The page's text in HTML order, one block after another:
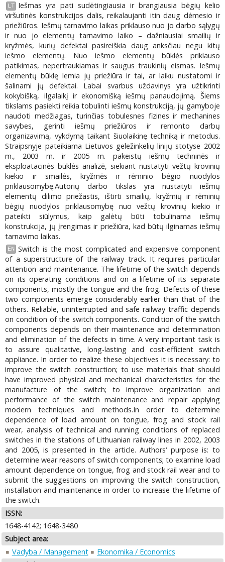
LT
Iešmas yra pati sudėtingiausia ir brangiausia bėgių kelio
viršutinės konstrukcijos dalis, reikalaujanti itin daug dėmesio ir
priežiūros. Iešmų tarnavimo laikas priklauso nuo jo darbo sąlygų
ir nuo jo elementų tarnavimo laiko – dažniausiai smailių ir
kryžmės, kurių defektai pasireiškia daug anksčiau negu kitų
iešmo elementų. Nuo iešmo elementų būklės priklauso
patikimas, nepertraukiamas ir saugus traukinių eismas. Iešmų
elementų būklę lemia jų priežiūra ir tai, ar laiku nustatomi ir
šalinami jų defektai. Labai svarbus uždavinys yra užtikrinti
kokybišką, ilgalaikį ir ekonomišką iešmų panaudojimą. Šiems
tikslams pasiekti reikia tobulinti iešmų konstrukciją, jų gamyboje
naudoti medžiagas, turinčias tobulesnes fizines ir mechanines
savybes, gerinti iešmų priežiūros ir remonto darbų
organizavimą, vykdymą taikant šiuolaikinę techniką ir metodus.
Straipsnyje pateikiama Lietuvos geležinkelių linijų stotyse 2002
m., 2003 m. ir 2005 m. pakeistų iešmų techninės ir
eksploatacinės būklės analizė, siekiant nustatyti vežtų krovinių
kiekio ir smailės, kryžmės ir rėminio bėgio nuodylos
priklausomybę.Autorių darbo tikslas yra nustatyti iešmų
elementų dilimo priežastis, ištirti smailių, kryžmių ir rėminių
bėgių nuodylos priklausomybę nuo vežtų krovinių kiekio ir
pateikti siūlymus, kaip galėtų būti tobulinama iešmų
konstrukcija, jų įrengimas ir priežiūra, kad būtų ilginamas iešmų
tarnavimo laikas.
EN
Switch is the most complicated and expensive component
of a superstructure of the railway track. It requires particular
attention and maintenance. The lifetime of the switch depends
on its operating conditions and on a lifetime of its separate
components, mostly the tongue and the frog. Defects of these
two components emerge considerably earlier than that of the
others. Reliable, uninterrupted and safe railway traffic depends
on condition of the switch components. Condition of the switch
components depends on their maintenance and determination
and elimination of the defects in time. A very important task is
to assure qualitative, long-lasting and cost-efficient switch
appliance. In order to realize these objectives it is necessary: to
improve the switch construction; to use materials that should
have improved physical and mechanical characteristics for the
manufacture of the switch; to improve organization and
performance of the switch maintenance and repair applying
modern techniques and methods.In order to determine
dependence of load amount on tongue, frog and stock rail
wear, analysis of technical and running conditions of replaced
switches in the stations of Lithuanian railway lines in 2002, 2003
and 2005, is presented in the article. Authors‘ purpose is: to
determine wear reasons of switch components; to examine load
amount dependence on tongue, frog and stock rail wear and to
submit the suggestions on improving the switch construction,
installation and maintenance in order to increase the lifetime of
the switch.
ISSN:
1648-4142; 1648-3480
Subject area:
Vadyba / Management
Ekonomika / Economics